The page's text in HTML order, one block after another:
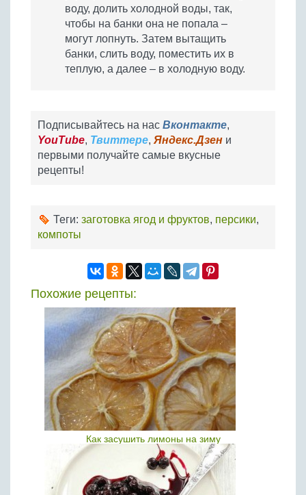
воду, долить холодной воды, так,
чтобы на банки она не попала –
могут лопнуть. Затем вытащить
банки, слить воду, поместить их в
теплую, а далее – в холодную воду.
Подписывайтесь на нас Вконтакте,
YouTube, Твиттере, Яндекс.Дзен и
первыми получайте самые вкусные
рецепты!
Теги: заготовка ягод и фруктов, персики,
компоты
Похожие рецепты:
Как засушить лимоны на зиму